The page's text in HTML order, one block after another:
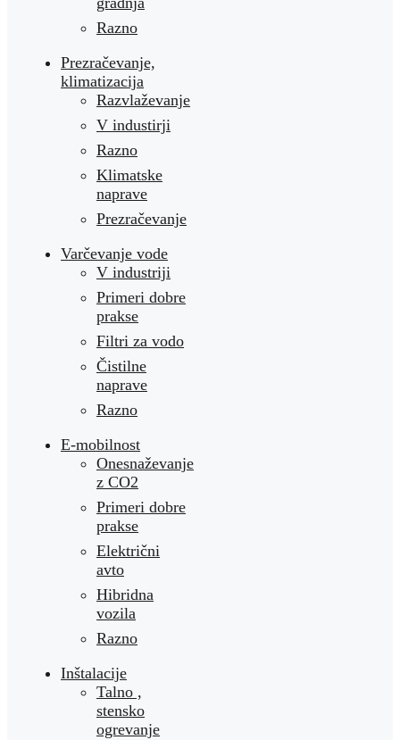
Razno
Prezračevanje,
klimatizacija
Razvlaževanje
V industirji
Razno
Klimatske
naprave
Prezračevanje
Varčevanje vode
V industriji
Primeri dobre
prakse
Filtri za vodo
Čistilne
naprave
Razno
E-mobilnost
Onesnaževanje
z CO2
Primeri dobre
prakse
Električni
avto
Hibridna
vozila
Razno
Inštalacije
Talno ,
stensko
ogrevanje